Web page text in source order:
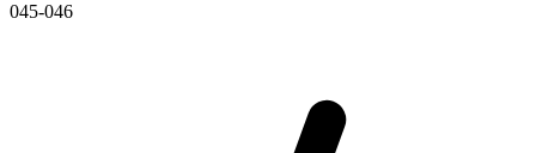
045-046